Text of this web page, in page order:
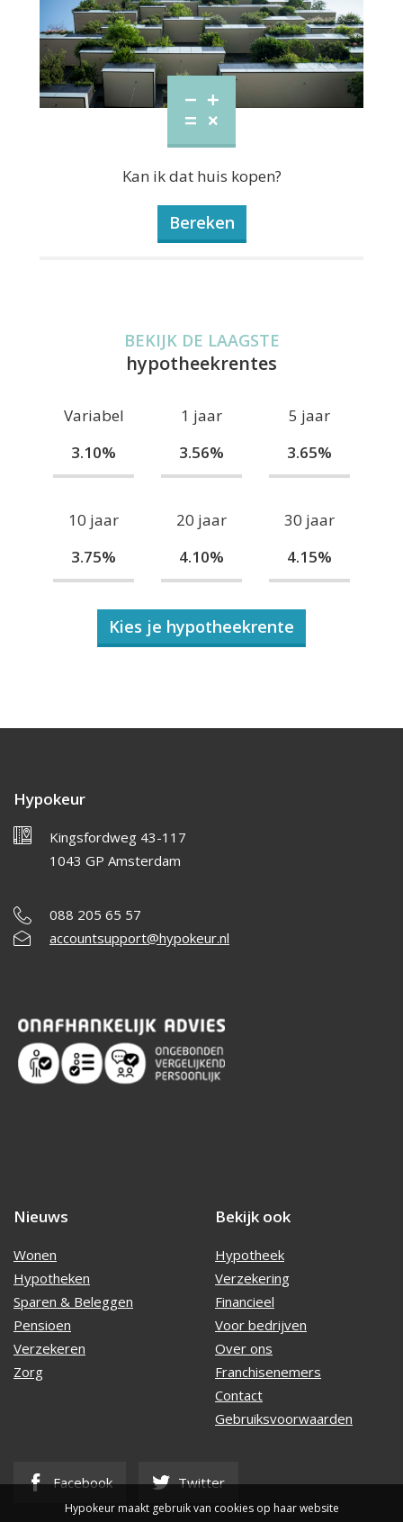
Kan ik dat huis kopen?
Bereken
BEKIJK DE LAAGSTE
hypotheekrentes
Variabel
3.10%
1 jaar
3.56%
5 jaar
3.65%
10 jaar
3.75%
20 jaar
4.10%
30 jaar
4.15%
Kies je hypotheekrente
Hypokeur
Kingsfordweg 43-117
1043 GP Amsterdam
088 205 65 57
accountsupport@hypokeur.nl
Nieuws
Wonen
Hypotheken
Sparen & Beleggen
Pensioen
Verzekeren
Zorg
Bekijk ook
Hypotheek
Verzekering
Financieel
Voor bedrijven
Over ons
Franchisenemers
Contact
Gebruiksvoorwaarden
Facebook Twitter
Hypokeur maakt gebruik van cookies op haar website